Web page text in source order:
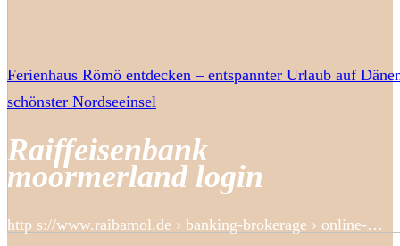
Ferienhaus Römö entdecken – entspannter Urlaub auf
schönster Nordseeinsel
Raiffeisenbank
moormerland login
http s://www.raibamol.de › banking-brokerage › online-…